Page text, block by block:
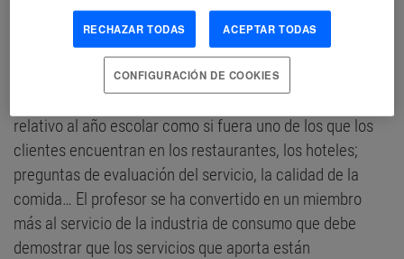
que, tanto el estudiante como el profesor se han
convertido en una pieza de consumo más en el
relativo al año escolar como si fuera uno de los que los
clientes encuentran en los restaurantes, los hoteles;
preguntas de evaluación del servicio, la calidad de la
comida… El profesor se ha convertido en un miembro
más al servicio de la industria de consumo que debe
demostrar que los servicios que aporta están
RECHAZAR TODAS ACEPTAR TODAS
CONFIGURACIÓN DE COOKIES